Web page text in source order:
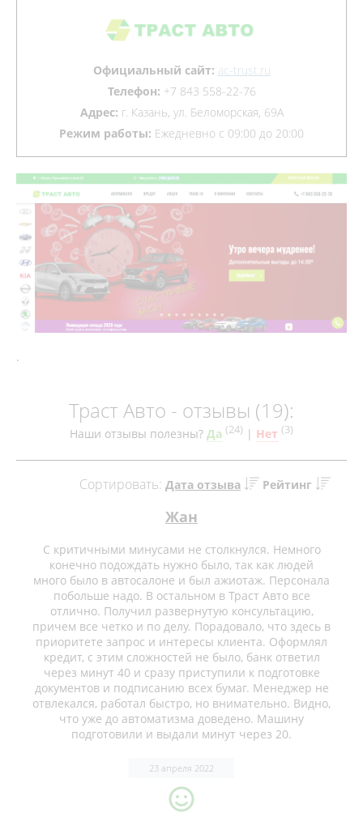
Официальный сайт: ac-trust.ru
Телефон: +7 843 558-22-76
Адрес: г. Казань, ул. Беломорская, 69А
Режим работы: Ежедневно с 09:00 до 20:00
.
Траст Авто - отзывы (19):
Наши отзывы полезны? Да (24) | Нет (3)
Сортировать: Дата отзыва Рейтинг
Жан
С критичными минусами не столкнулся. Немного
конечно подождать нужно было, так как людей
много было в автосалоне и был ажиотаж. Персонала
побольше надо. В остальном в Траст Авто все
отлично. Получил развернутую консультацию,
причем все четко и по делу. Порадовало, что здесь в
приоритете запрос и интересы клиента. Оформлял
кредит, с этим сложностей не было, банк ответил
через минут 40 и сразу приступили к подготовке
документов и подписанию всех бумаг. Менеджер не
отвлекался, работал быстро, но внимательно. Видно,
что уже до автоматизма доведено. Машину
подготовили и выдали минут через 20.
23 апреля 2022